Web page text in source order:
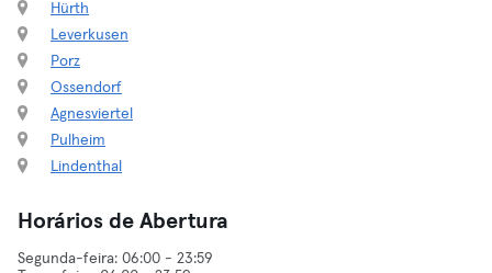
Hürth
Leverkusen
Porz
Ossendorf
Agnesviertel
Pulheim
Lindenthal
Horários de Abertura
Segunda-feira: 06:00 - 23:59